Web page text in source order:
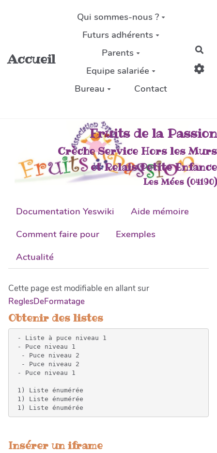
Aller au contenu principal
Accueil
Qui sommes-nous ?
Futurs adhérents
Parents
Equipe salariée
Bureau
Contact
Fruits de la Passion
Crèche Service Hors les Murs
et Relais Petite Enfance
Les Mées (04190)
Documentation Yeswiki
Aide mémoire
Comment faire pour
Exemples
Actualité
Cette page est modifiable en allant sur
ReglesDeFormatage
Obtenir des listes
- Liste à puce niveau 1
- Puce niveau 1
  - Puce niveau 2
  - Puce niveau 2
- Puce niveau 1
1) Liste énumérée
1) Liste énumérée
1) Liste énumérée
Insérer un iframe